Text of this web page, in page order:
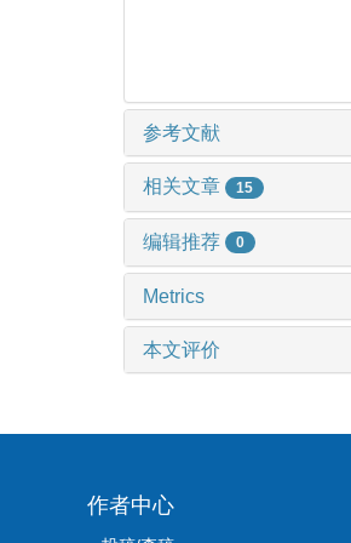
参考文献
相关文章 15
编辑推荐 0
Metrics
本文评价
作者中心